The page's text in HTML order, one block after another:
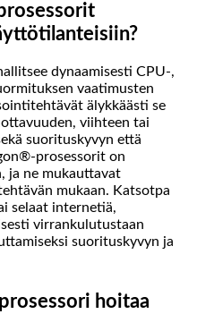
dynaamisesti CPU-,
vaatimusten
älykkäästi se
viihteen tai
suorituskyvyn että
prosessorit on
ja ne mukauttavat
mukaan. Katsotpa
selaat internetiä,
virrankulutustaan
suorituskyvyn ja
hoitaa